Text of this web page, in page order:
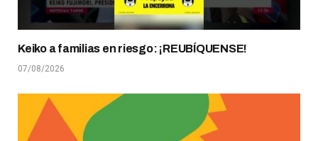
Keiko a familias en riesgo: ¡REUBÍQUENSE!
07/08/2026